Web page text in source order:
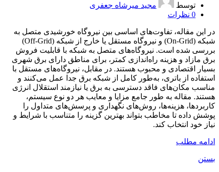
توسط
مجید میرشاه جعفری
0 نظرات
در این مقاله، تفاوت‌های اساسی بین نیروگاه خورشیدی متصل به
شبکه (On-Grid) و نیروگاه مستقل یا خارج از شبکه (Off-Grid)
بررسی شده است. نیروگاه‌های متصل به شبکه با قابلیت فروش
برق مازاد و هزینه راه‌اندازی کمتر، برای مناطق دارای برق شهری
بسیار اقتصادی و محبوب هستند. در مقابل، نیروگاه‌های مستقل با
استفاده از باتری، به‌طور کامل از شبکه برق جدا عمل می‌کنند و
مناسب مکان‌های فاقد دسترسی به برق یا نیازمند استقلال انرژی
هستند. مقاله به طور جامع مزایا و معایب هر دو نوع سیستم،
کاربردها، هزینه‌ها، روش‌های نگهداری و پرسش‌های متداول را
پوشش داده تا مخاطب بتواند بهترین گزینه را متناسب با شرایط و
نیاز خود انتخاب کند.
ادامه مطلب
بستن